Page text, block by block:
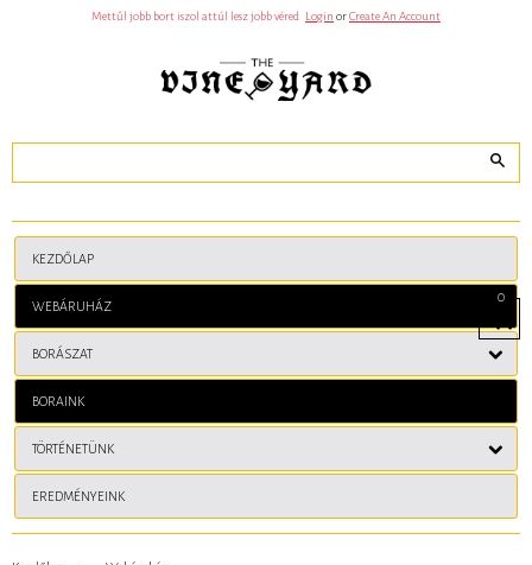
Mettűl jobb bort iszol attúl lesz jobb véred Login orCreate An Account
0
KEZDŐLAP
WEBÁRUHÁZ
BORÁSZAT
BORAINK
TÖRTÉNETÜNK
EREDMÉNYEINK